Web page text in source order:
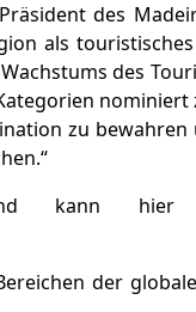
des
als
des
nominiert
zu
kann hier
der